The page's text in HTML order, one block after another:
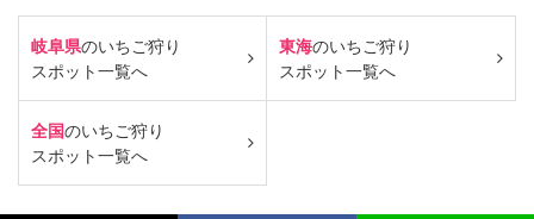
岐阜県のいちご狩り
スポット一覧へ
東海のいちご狩り
スポット一覧へ
全国のいちご狩り
スポット一覧へ